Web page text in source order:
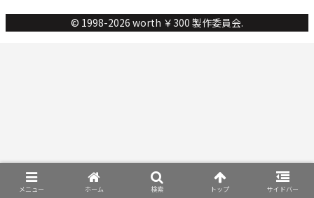
© 1998-2026 worth ￥300 製作委員会.
メニュー ホーム 検索 トップ サイドバー